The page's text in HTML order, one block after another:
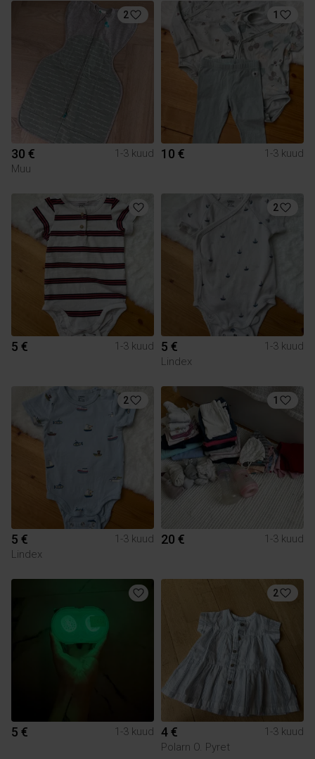
2
30 €
1-3 kuud
Muu
1
10 € 1-3 kuud
5 € 1-3 kuud
2
5 €
1-3 kuud
Lindex
2
5 €
1-3 kuud
Lindex
1
20 € 1-3 kuud
5 € 1-3 kuud
2
4 €
1-3 kuud
Polarn O. Pyret